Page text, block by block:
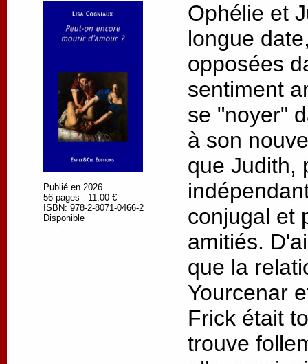
Publié en 2026
56 pages - 11.00 €
ISBN: 978-2-8071-0466-2
Disponible
Ophélie et
longue
opposées
sentiment
se "noyer"
à son
que Judith,
conjugal et
amitiés.
que la
Yourcenar
Frick était
trouve